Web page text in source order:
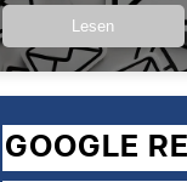
Lesen
GOOGLE